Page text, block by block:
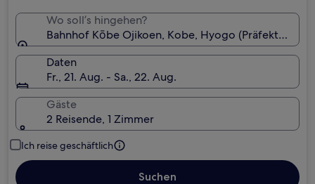
Wo soll’s hingehen?
Bahnhof Kōbe Ojikoen, Kobe, Hyogo (Präfektur),
Daten
Fr., 21. Aug. - Sa., 22. Aug.
Gäste
2 Reisende, 1 Zimmer
Ich reise geschäftlich
Suchen